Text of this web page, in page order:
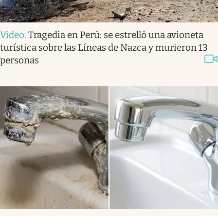
Video. Tragedia en Perú: se estrelló una avioneta
turística sobre las Líneas de Nazca y murieron 13
personas